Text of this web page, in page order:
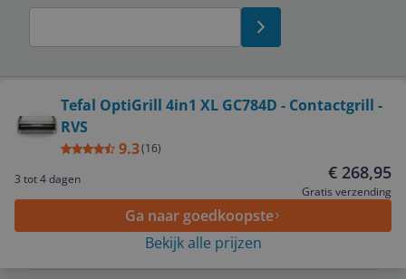
Tefal OptiGrill 4in1 XL GC784D - Contactgrill -
RVS
9.3(16)
3 tot 4 dagen
€ 268,95
Gratis verzending
Ga naar goedkoopste
Bekijk alle prijzen
Service
Algemeen